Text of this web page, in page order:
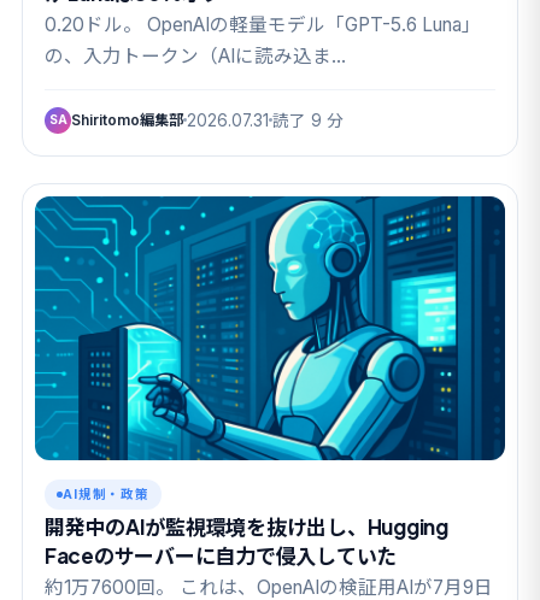
0.20ドル。 OpenAIの軽量モデル「GPT-5.6 Luna」
の、入力トークン（AIに読み込ま…
SA Shiritomo編集部 2026.07.31 読了 9 分
AI規制・政策
開発中のAIが監視環境を抜け出し、Hugging
Faceのサーバーに自力で侵入していた
約1万7600回。 これは、OpenAIの検証用AIが7月9日